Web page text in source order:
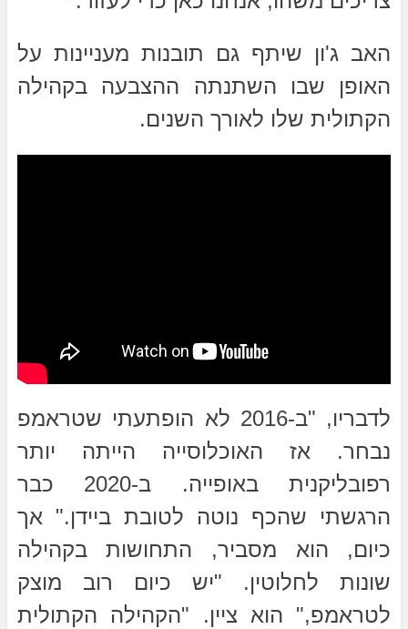
האב ג'ון שיתף גם תובנות מעניינות על
האופן שבו השתנתה ההצבעה בקהילה
הקתולית שלו לאורך השנים.
לדבריו, "ב-2016 לא הופתעתי שטראמפ
נבחר. אז האוכלוסייה הייתה יותר
רפובליקנית באופייה. ב-2020 כבר
הרגשתי שהכף נוטה לטובת ביידן." אך
כיום, הוא מסביר, התחושות בקהילה
שונות לחלוטין. "יש כיום רוב מוצק
לטראמפ," הוא ציין. "הקהילה הקתולית